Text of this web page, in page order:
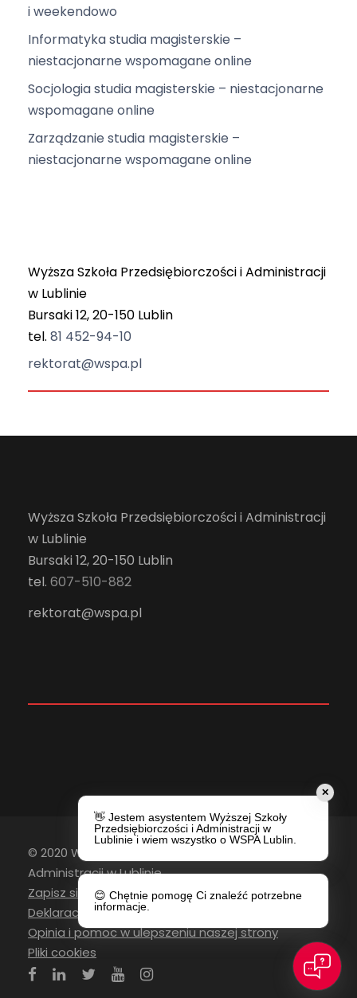
i weekendowo
Informatyka studia magisterskie –
niestacjonarne wspomagane online
Socjologia studia magisterskie – niestacjonarne
wspomagane online
Zarządzanie studia magisterskie –
niestacjonarne wspomagane online
Wyższa Szkoła Przedsiębiorczości i Administracji
w Lublinie
Bursaki 12, 20-150 Lublin
tel. 81 452-94-10
rektorat@wspa.pl
Wyższa Szkoła Przedsiębiorczości i Administracji
w Lublinie
Bursaki 12, 20-150 Lublin
tel. 607-510-882
rektorat@wspa.pl
© 2020 Wyższa Szkoła Przedsiębiorczości i
Administracji w Lublinie
Zapisz się do newslettera
Deklaracja Dostępności
Opinia i pomoc w ulepszeniu naszej strony
Pliki cookies
✕
👋 Jestem asystentem Wyższej Szkoły
Przedsiębiorczości i Administracji w
Lublinie i wiem wszystko o WSPA Lublin.
😊 Chętnie pomogę Ci znaleźć potrzebne
informacje.